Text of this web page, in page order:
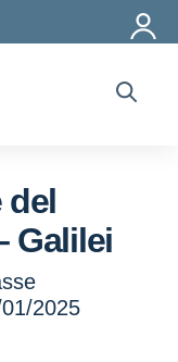
del
Galilei
2025